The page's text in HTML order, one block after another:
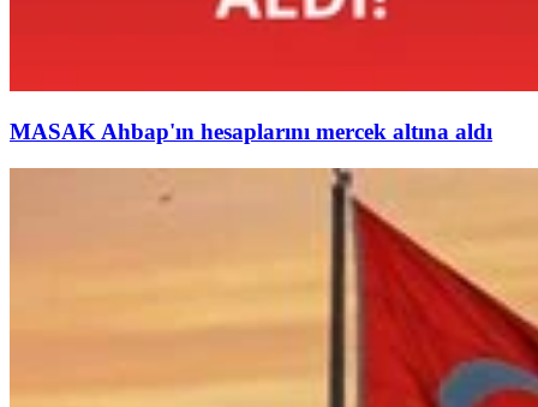
MASAK Ahbap'ın hesaplarını mercek altına aldı